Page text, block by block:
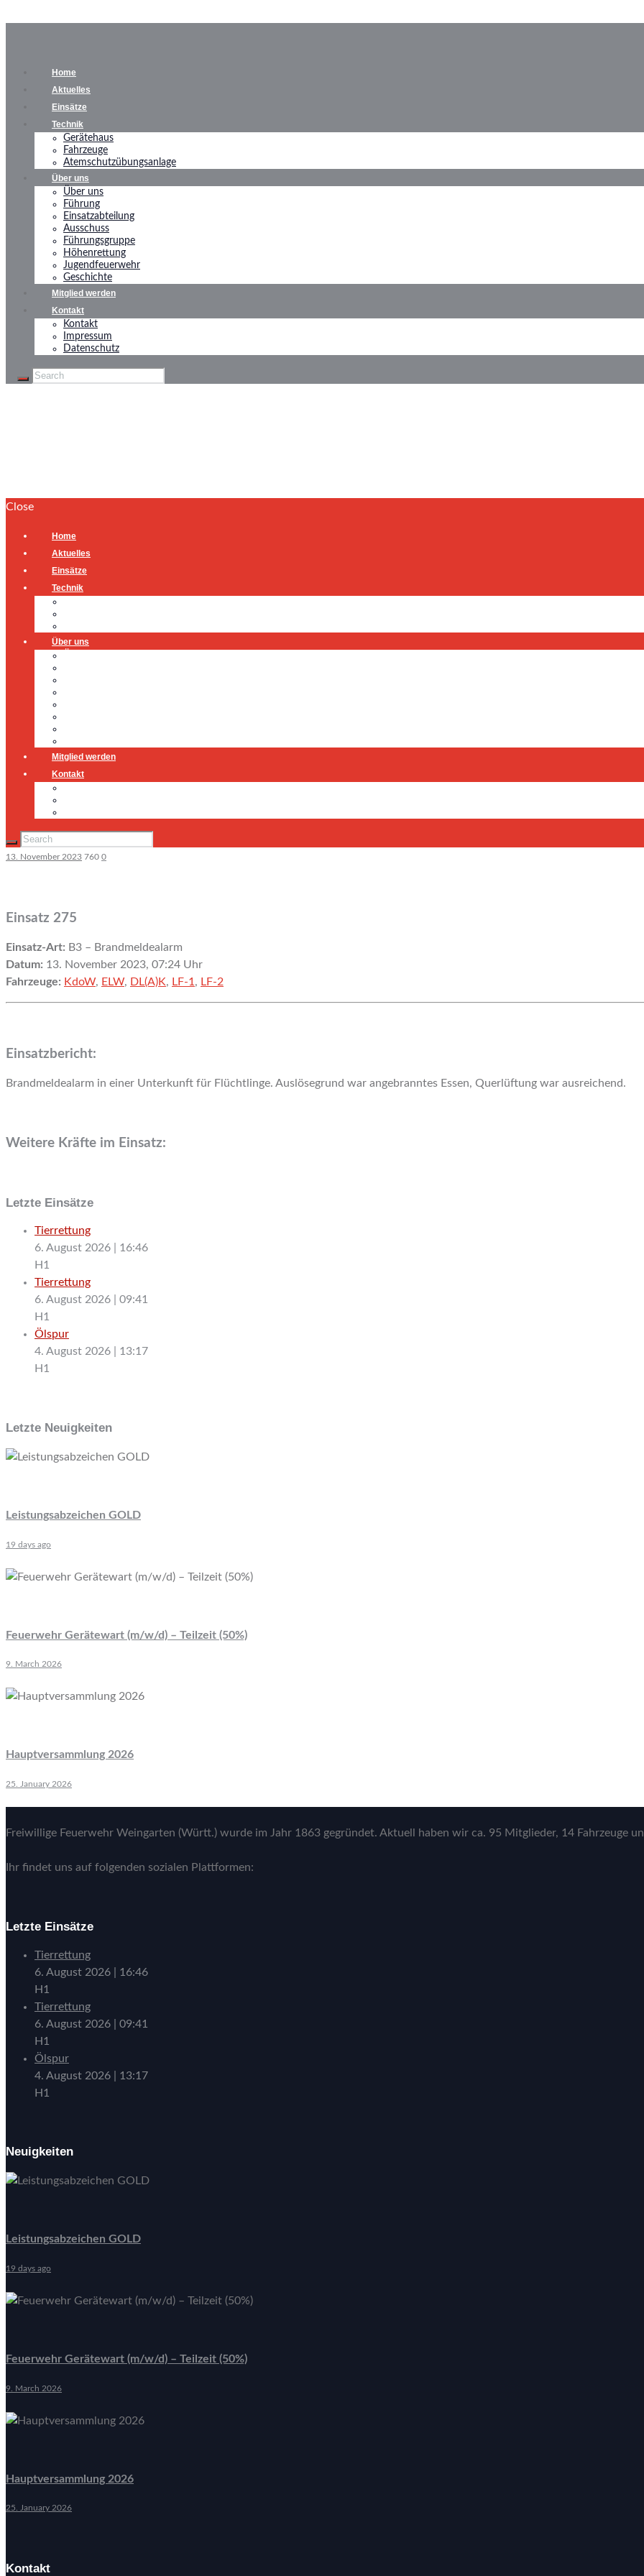
Home
Aktuelles
Einsätze
Technik
Gerätehaus
Fahrzeuge
Atemschutzübungsanlage
Über uns
Über uns
Führung
Einsatzabteilung
Ausschuss
Führungsgruppe
Höhenrettung
Jugendfeuerwehr
Geschichte
Mitglied werden
Kontakt
Kontakt
Impressum
Datenschutz
Close
Home
Aktuelles
Einsätze
Technik
Über uns
Mitglied werden
Kontakt
13. November 2023 760 0
Einsatz 275
Einsatz-Art: B3 – Brandmeldealarm
Datum: 13. November 2023, 07:24 Uhr
Fahrzeuge: KdoW, ELW, DL(A)K, LF-1 , LF-2
Einsatzbericht:
Brandmeldealarm in einer Unterkunft für Flüchtlinge. Auslösegrund war angebranntes Essen, Querlüftung war ausreichend.
Weitere Kräfte im Einsatz:
Letzte Einsätze
Tierrettung
6. August 2026
16:46
H1
Tierrettung
6. August 2026
09:41
H1
Ölspur
4. August 2026
13:17
H1
Letzte Neuigkeiten
Leistungsabzeichen GOLD
19 days ago
Feuerwehr Gerätewart (m/w/d) – Teilzeit (50%)
9. March 2026
Hauptversammlung 2026
25. January 2026
Freiwillige Feuerwehr Weingarten (Württ.) wurde im Jahr 1863 gegründet. Aktuell haben wir ca. 95 Mitglieder, 14 Fahrzeuge
Ihr findet uns auf folgenden sozialen Plattformen:
Letzte Einsätze
Tierrettung
6. August 2026
16:46
H1
Tierrettung
6. August 2026
09:41
H1
Ölspur
4. August 2026
13:17
H1
Neuigkeiten
Leistungsabzeichen GOLD
19 days ago
Feuerwehr Gerätewart (m/w/d) – Teilzeit (50%)
9. March 2026
Hauptversammlung 2026
25. January 2026
Kontakt